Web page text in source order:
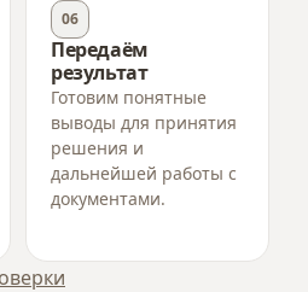
06
Передаём
результат
Готовим понятные
выводы для принятия
решения и
дальнейшей работы с
документами.